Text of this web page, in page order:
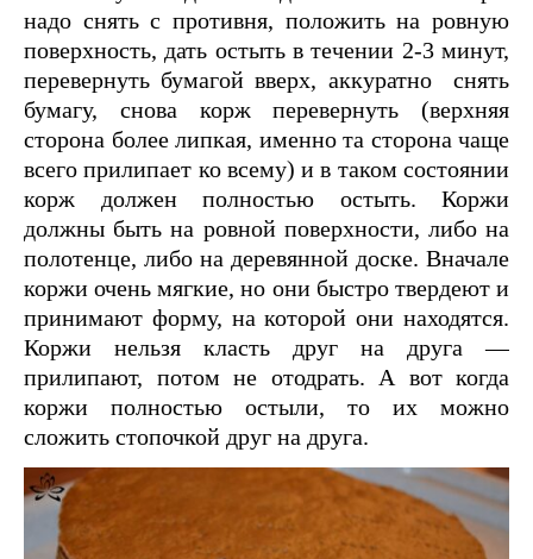
надо снять с противня, положить на ровную
поверхность, дать остыть в течении 2-3 минут,
перевернуть бумагой вверх, аккуратно снять
бумагу, снова корж перевернуть (верхняя
сторона более липкая, именно та сторона чаще
всего прилипает ко всему) и в таком состоянии
корж должен полностью остыть. Коржи
должны быть на ровной поверхности, либо на
полотенце, либо на деревянной доске. Вначале
коржи очень мягкие, но они быстро твердеют и
принимают форму, на которой они находятся.
Коржи нельзя класть друг на друга —
прилипают, потом не отодрать. А вот когда
коржи полностью остыли, то их можно
сложить стопочкой друг на друга.